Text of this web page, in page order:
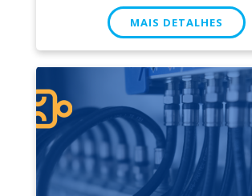
MAIS DETALHES